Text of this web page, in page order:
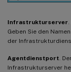
Infrastrukturserver
Geben Sie den
der
Agentdienstport.
Infrastrukturserver